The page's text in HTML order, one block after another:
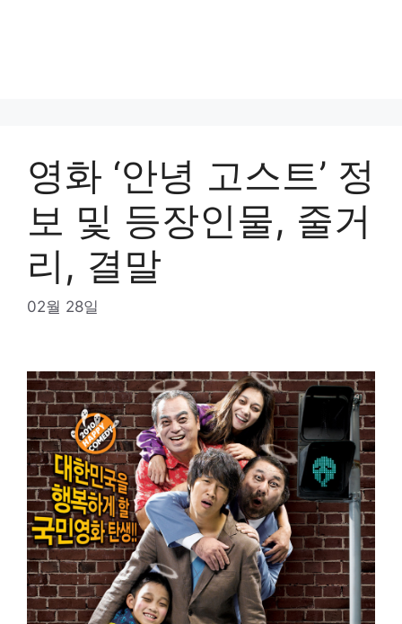
영화 ‘안녕 고스트’ 정
보 및 등장인물, 줄거
리, 결말
02월 28일